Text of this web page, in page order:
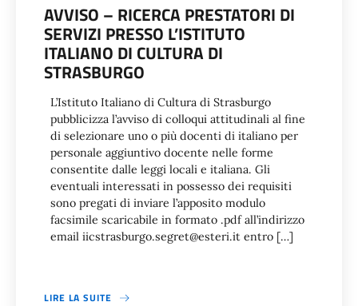
AVVISO – RICERCA PRESTATORI DI
SERVIZI PRESSO L’ISTITUTO
ITALIANO DI CULTURA DI
STRASBURGO
L’Istituto Italiano di Cultura di Strasburgo
pubblicizza l’avviso di colloqui attitudinali al fine
di selezionare uno o più docenti di italiano per
personale aggiuntivo docente nelle forme
consentite dalle leggi locali e italiana. Gli
eventuali interessati in possesso dei requisiti
sono pregati di inviare l’apposito modulo
facsimile scaricabile in formato .pdf all’indirizzo
email iicstrasburgo.segret@esteri.it entro […]
LIRE LA SUITE